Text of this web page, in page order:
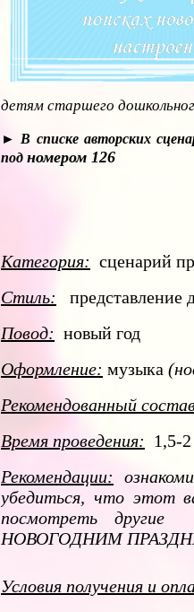
детям старшего
► В списке авторских
под номером 126
Категория: сценарий
Стиль: представление
Повод: новый год
Оформление: музыка
Рекомендованный
Время проведения: 1,5-2
Рекомендации:
убедиться, что этот
посмотреть
НОВОГОДНИМ
Условия получения и